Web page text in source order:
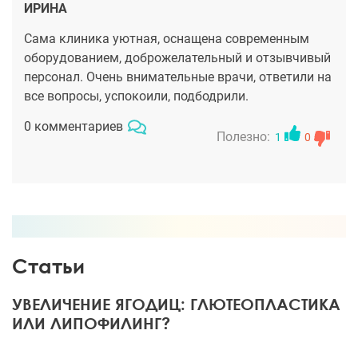
ИРИНА
Сама клиника уютная, оснащена современным
оборудованием, доброжелательный и отзывчивый
персонал. Очень внимательные врачи, ответили на
все вопросы, успокоили, подбодрили.
0 комментариев
Полезно: 1 0
Статьи
УВЕЛИЧЕНИЕ ЯГОДИЦ: ГЛЮТЕОПЛАСТИКА
ИЛИ ЛИПОФИЛИНГ?